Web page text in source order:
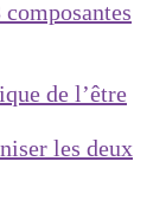
de l’être
les deux